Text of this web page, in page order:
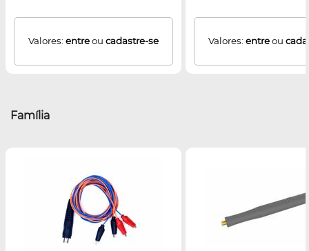
Valores: entreou cadastre-se Valores: entreou
Família